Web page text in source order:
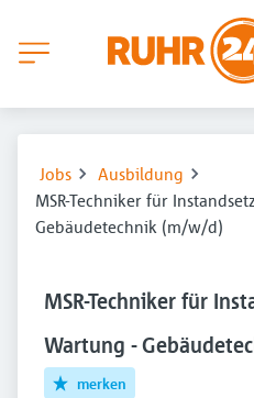
Jobs
Ausbildung
MSR-Techniker für
Gebäudetechnik (m/w/d)
MSR-Techniker für
Wartung -
merken